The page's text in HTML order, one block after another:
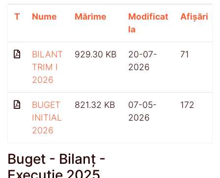
T Nume Mărime
Modificat
la
Afișări
BILANT
TRIM I
2026
929.30 KB
20-07-
2026
71
BUGET
INITIAL
2026
821.32 KB
07-05-
2026
172
Buget - Bilanț -